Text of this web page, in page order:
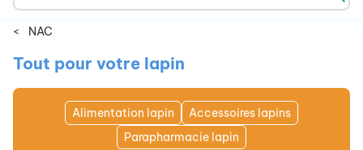
< NAC
Tout pour votre lapin
Alimentation lapin
Accessoires lapins
Parapharmacie lapin